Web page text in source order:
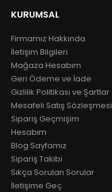
KURUMSAL
Firmamız Hakkında
İletişim Bilgileri
Mağaza Hesabım
Geri Ödeme ve İade
Gizlilik Politikası ve Şartlar
Mesafeli Satış Sözleşmesi
Sipariş Geçmişim
Hesabım
Blog Sayfamız
Sipariş Takibi
Sıkça Sorulan Sorular
İletişime Geç